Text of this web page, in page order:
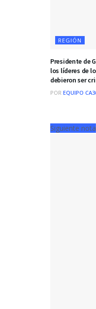
REGIÓN
Presidente de
los líderes de
debieron ser
POR EQUIPO
Siguiente nota